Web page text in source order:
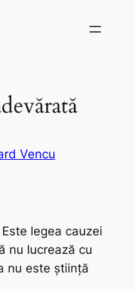
Vencu
legea cauzei
nu lucrează cu
nu este ştiinţă